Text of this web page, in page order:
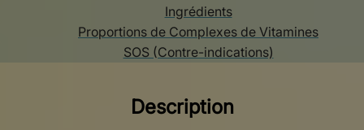
Ingrédients
Proportions de Complexes de Vitamines
SOS (Contre-indications)
Description